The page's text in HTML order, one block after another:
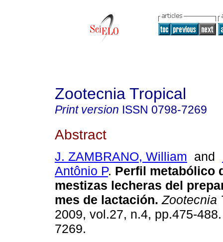
Zootecnia Tropical
Print version ISSN 0798-7269
Abstract
J. ZAMBRANO, William and
Antônio P. Perfil metabólico
mestizas lecheras del
mes de lactación. Zootecnia
2009, vol.27, n.4, pp.475-
7269.